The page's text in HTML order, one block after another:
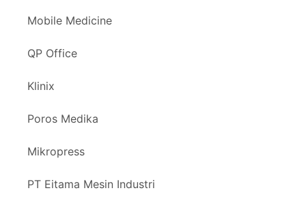
Mobile Medicine
QP Office
Klinix
Poros Medika
Mikropress
PT Eitama Mesin Industri